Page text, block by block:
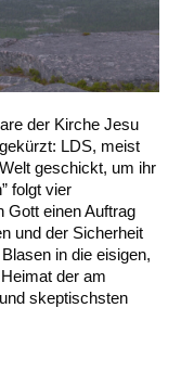
der Kirche Jesu
LDS, meist
geschickt, um ihr
folgt vier
Gott einen Auftrag
und der Sicherheit
in die eisigen,
der am
skeptischsten